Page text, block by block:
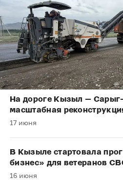
На дороге Кызыл —
масштабная
17 июня
В Кызыле стартовала
бизнес» для ветеранов
16 июня